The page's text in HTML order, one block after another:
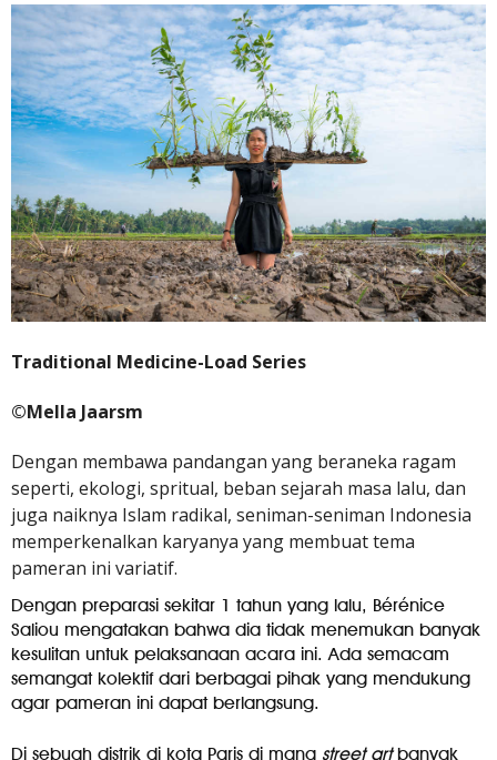
Traditional Medicine-Load Series
©Mella Jaarsm
Dengan membawa pandangan yang beraneka ragam
seperti, ekologi, spritual, beban sejarah masa lalu, dan
juga naiknya Islam radikal, seniman-seniman Indonesia
memperkenalkan karyanya yang membuat tema
pameran ini variatif.
Dengan preparasi sekitar 1 tahun yang lalu, Bérénice
Saliou mengatakan bahwa dia tidak menemukan banyak
kesulitan untuk pelaksanaan acara ini. Ada semacam
semangat kolektif dari berbagai pihak yang mendukung
agar pameran ini dapat berlangsung.
Di sebuah distrik di kota Paris di mana street artbanyak